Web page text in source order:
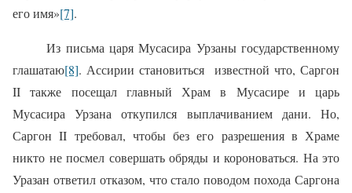
его имя»[7].
Из письма царя Мусасира Урзаны государственному
глашатаю[8]. Ассирии становиться
известной что, Саргон
II также посещал главный Храм в Мусасире и царь
Мусасира Урзана откупился выплачиванием дани. Но,
Саргон II требовал, чтобы без его разрешения в Храме
никто не посмел совершать обряды и короноваться. На это
Уразан ответил отказом, что стало поводом похода Саргона